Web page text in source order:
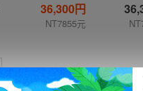
36,300円
NT7855元